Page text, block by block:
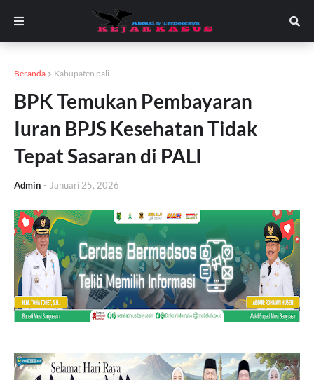
Beranda Kabupaten pali
BPK Temukan Pembayaran
Iuran BPJS Kesehatan Tidak
Tepat Sasaran di PALI
Admin - Januari 25, 2026